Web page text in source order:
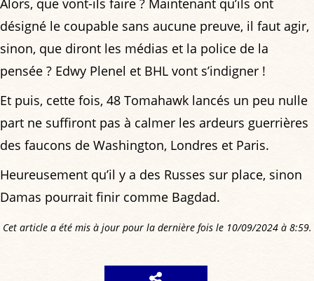
Alors, que vont-ils faire ? Maintenant qu’ils ont
désigné le coupable sans aucune preuve, il faut agir,
sinon, que diront les médias et la police de la
pensée ? Edwy Plenel et BHL vont s’indigner !
Et puis, cette fois, 48 Tomahawk lancés un peu nulle
part ne suffiront pas à calmer les ardeurs guerrières
des faucons de Washington, Londres et Paris.
Heureusement qu’il y a des Russes sur place, sinon
Damas pourrait finir comme Bagdad.
Cet article a été mis à jour pour la dernière fois le 10/09/2024 à 8:59.